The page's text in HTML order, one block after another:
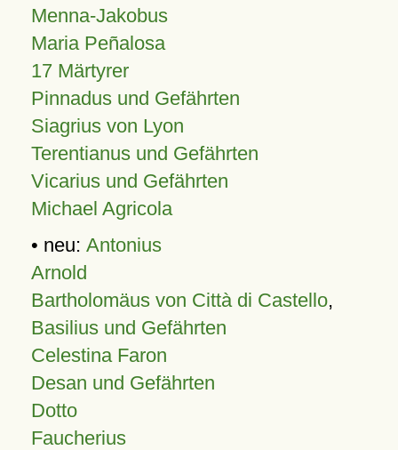
Menna-Jakobus
Maria Peñalosa
17 Märtyrer
Pinnadus und Gefährten
Siagrius von Lyon
Terentianus und Gefährten
Vicarius und Gefährten
Michael Agricola
• neu: Antonius
Arnold
Bartholomäus von Città di Castello,
Basilius und Gefährten
Celestina Faron
Desan und Gefährten
Dotto
Faucherius